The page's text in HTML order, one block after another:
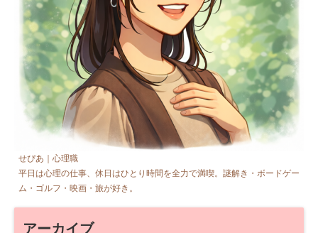
せぴあ｜心理職
平日は心理の仕事、休日はひとり時間を全力で満喫。謎解き・ボードゲー
ム・ゴルフ・映画・旅が好き。
アーカイブ